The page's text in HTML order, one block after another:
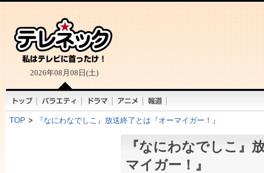
2026年08月08日(土)
TOP > 『なにわなでしこ』放送終了とは『オーマイガー！』
『なにわなでしこ』
マイガー！』